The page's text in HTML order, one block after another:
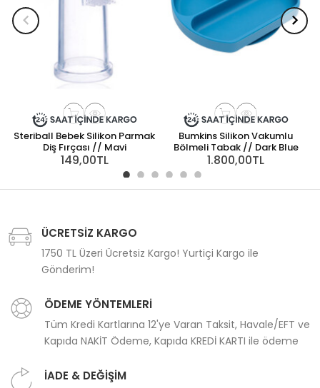
Steriball Bebek Silikon Parmak
Diş Fırçası // Mavi
149,00TL
Bumkins Silikon Vakumlu
Bölmeli Tabak // Dark Blue
1.800,00TL
ÜCRETSİZ KARGO
1750 TL Üzeri Ücretsiz Kargo! Yurtiçi Kargo ile
Gönderim!
ÖDEME YÖNTEMLERİ
Tüm Kredi Kartlarına 12'ye Varan Taksit, Havale/EFT ve
Kapıda NAKİT Ödeme, Kapıda KREDİ KARTI ile ödeme
İADE & DEĞİŞİM